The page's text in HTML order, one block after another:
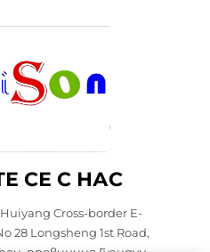
СЕ С НАС
Cross-border E-
28 Longsheng 1st Road,